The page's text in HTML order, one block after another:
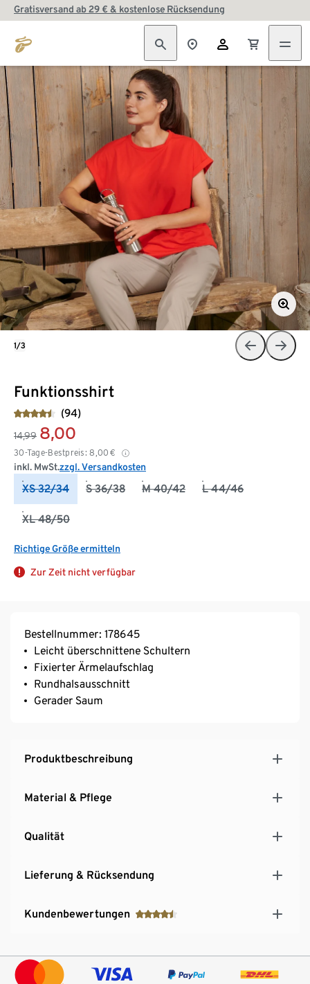
Gratisversand ab 29 € & kostenlose Rücksendung
Funktionsshirt
(94)
14,99 8,00
30-Tage-Bestpreis: 8,00 €
inkl. MwSt.zzgl. Versandkosten
XS 32/34 S 36/38 M 40/42 L 44/46
XL 48/50
Richtige Größe ermitteln
Zur Zeit nicht verfügbar
1/3
Bestellnummer: 178645
Leicht überschnittene Schultern
Fixierter Ärmelaufschlag
Rundhalsausschnitt
Gerader Saum
Produktbeschreibung
Material & Pflege
Qualität
Lieferung & Rücksendung
Kundenbewertungen